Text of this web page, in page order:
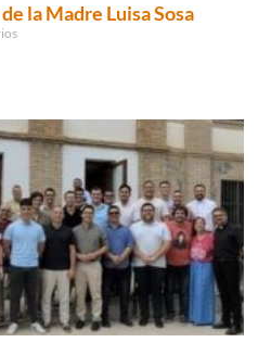
la Madre Luisa Sosa